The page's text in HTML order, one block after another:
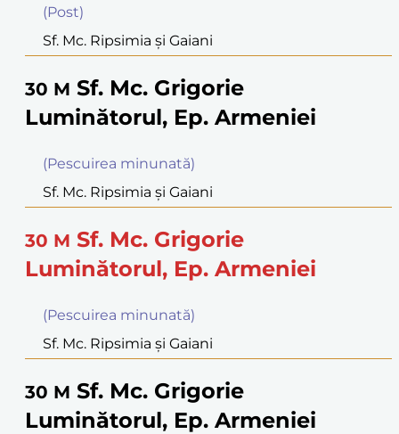
(Post)
Sf. Mc. Ripsimia şi Gaiani
30 M Sf. Mc. Grigorie
Luminătorul, Ep. Armeniei
(Pescuirea minunată)
Sf. Mc. Ripsimia şi Gaiani
30 M Sf. Mc. Grigorie
Luminătorul, Ep. Armeniei
(Pescuirea minunată)
Sf. Mc. Ripsimia şi Gaiani
30 M Sf. Mc. Grigorie
Luminătorul, Ep. Armeniei